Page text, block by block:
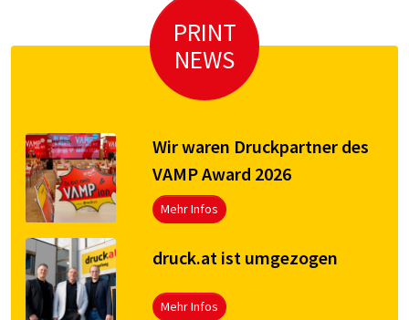
PRINT
NEWS
Wir waren Druckpartner des
VAMP Award 2026
Mehr Infos
druck.at ist umgezogen
Mehr Infos